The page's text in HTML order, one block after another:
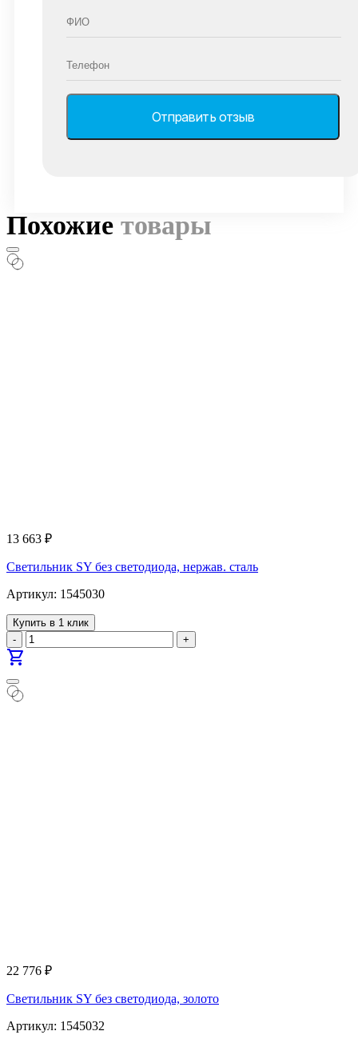
Похожие товары
13 663 ₽
Светильник SY без светодиода, нержав. сталь
Артикул: 1545030
Купить в 1 клик
-
+
shopping_cart
22 776 ₽
Светильник SY без светодиода, золото
Артикул: 1545032